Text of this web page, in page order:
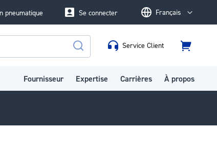
pneumatique LanguageFrançais
Se connecter
Service Client
Panier
Fournisseur Expertise Carrières À propos